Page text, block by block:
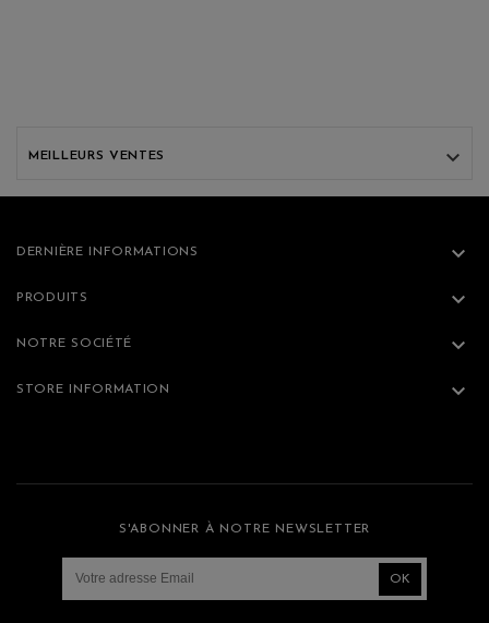
MEILLEURS VENTES 
DERNIÈRE INFORMATIONS 
PRODUITS 
NOTRE SOCIÉTÉ 
STORE INFORMATION 
S'ABONNER À NOTRE NEWSLETTER